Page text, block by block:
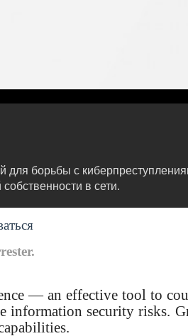
для борьбы с
в сети.
— an effective tool to
information security risks.